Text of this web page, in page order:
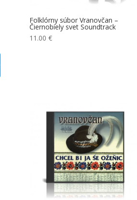
Folklórny súbor Vranovčan –
Čiernobiely svet Soundtrack
11.00 €